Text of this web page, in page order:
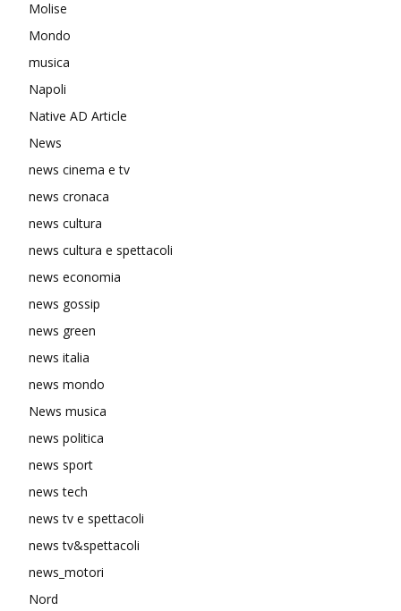
Molise
Mondo
musica
Napoli
Native AD Article
News
news cinema e tv
news cronaca
news cultura
news cultura e spettacoli
news economia
news gossip
news green
news italia
news mondo
News musica
news politica
news sport
news tech
news tv e spettacoli
news tv&spettacoli
news_motori
Nord